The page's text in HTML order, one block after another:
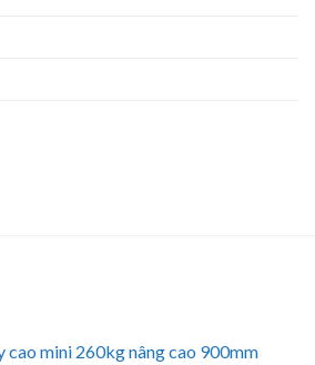
cao mini 260kg nâng cao 900mm